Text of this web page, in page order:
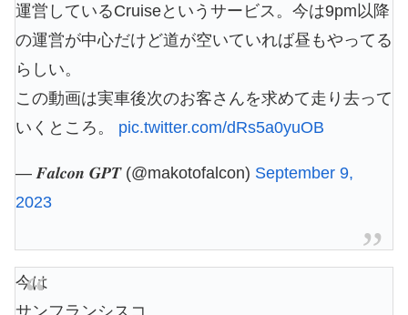
運営しているCruiseというサービス。今は9pm以降
の運営が中心だけど道が空いていれば昼もやってる
らしい。
この動画は実車後次のお客さんを求めて走り去って
いくところ。 pic.twitter.com/dRs5a0yuOB
— 𝑭𝒂𝒍𝒄𝒐𝒏 𝑮𝑷𝑻 (@makotofalcon) September 9,
2023
今は
サンフランシスコ